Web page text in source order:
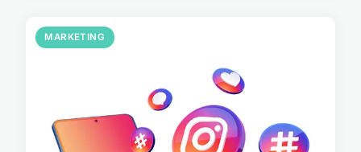
MARKETING